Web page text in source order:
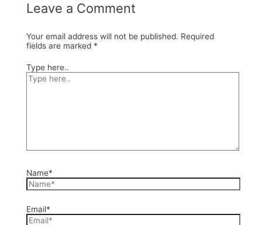
Leave a Comment
Your email address will not be published. Required
fields are marked *
Type here..
Name*
Email*